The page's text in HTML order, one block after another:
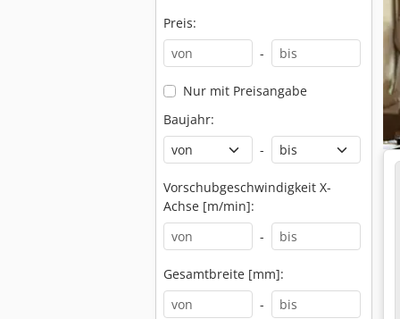
Preis:
-
Nur mit Preisangabe
Baujahr:
-
Vorschubgeschwindigkeit X-
Achse [m/min]:
-
Gesamtbreite [mm]:
-